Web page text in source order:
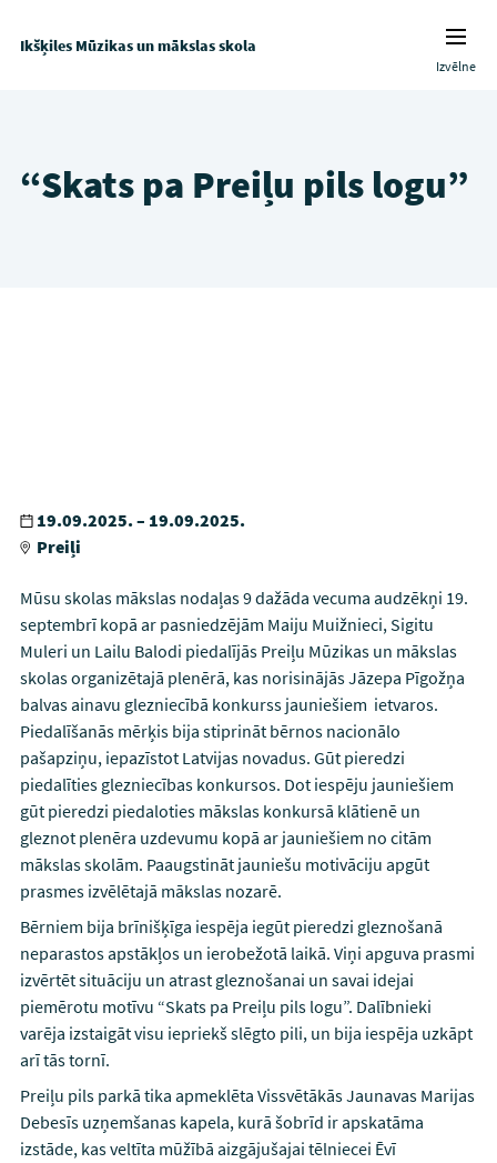
Ikšķiles Mūzikas un mākslas skola
Izvēlne
“Skats pa Preiļu pils logu”
19.09.2025. – 19.09.2025.
Preiļi
Mūsu skolas mākslas nodaļas 9 dažāda vecuma audzēkņi 19.
septembrī kopā ar pasniedzējām Maiju Muižnieci, Sigitu
Muleri un Lailu Balodi piedalījās Preiļu Mūzikas un mākslas
skolas organizētajā plenērā, kas norisinājās Jāzepa Pīgožņa
balvas ainavu glezniecībā konkurss jauniešiem ietvaros.
Piedalīšanās mērķis bija stiprināt bērnos nacionālo
pašapziņu, iepazīstot Latvijas novadus. Gūt pieredzi
piedalīties glezniecības konkursos. Dot iespēju jauniešiem
gūt pieredzi piedaloties mākslas konkursā klātienē un
gleznot plenēra uzdevumu kopā ar jauniešiem no citām
mākslas skolām. Paaugstināt jauniešu motivāciju apgūt
prasmes izvēlētajā mākslas nozarē.
Bērniem bija brīnišķīga iespēja iegūt pieredzi gleznošanā
neparastos apstākļos un ierobežotā laikā. Viņi apguva prasmi
izvērtēt situāciju un atrast gleznošanai un savai idejai
piemērotu motīvu “Skats pa Preiļu pils logu”. Dalībnieki
varēja izstaigāt visu iepriekš slēgto pili, un bija iespēja uzkāpt
arī tās tornī.
Preiļu pils parkā tika apmeklēta Vissvētākās Jaunavas Marijas
Debesīs uzņemšanas kapela, kurā šobrīd ir apskatāma
izstāde, kas veltīta mūžībā aizgājušajai tēlniecei Ēvī